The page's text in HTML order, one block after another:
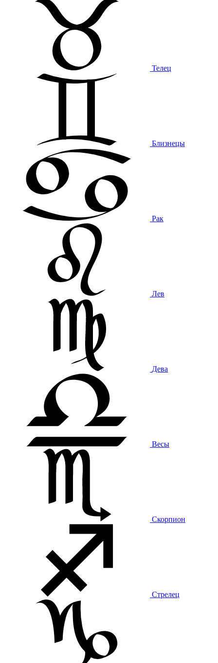
Телец
Близнецы
Рак
Лев
Дева
Весы
Скорпион
Стрелец